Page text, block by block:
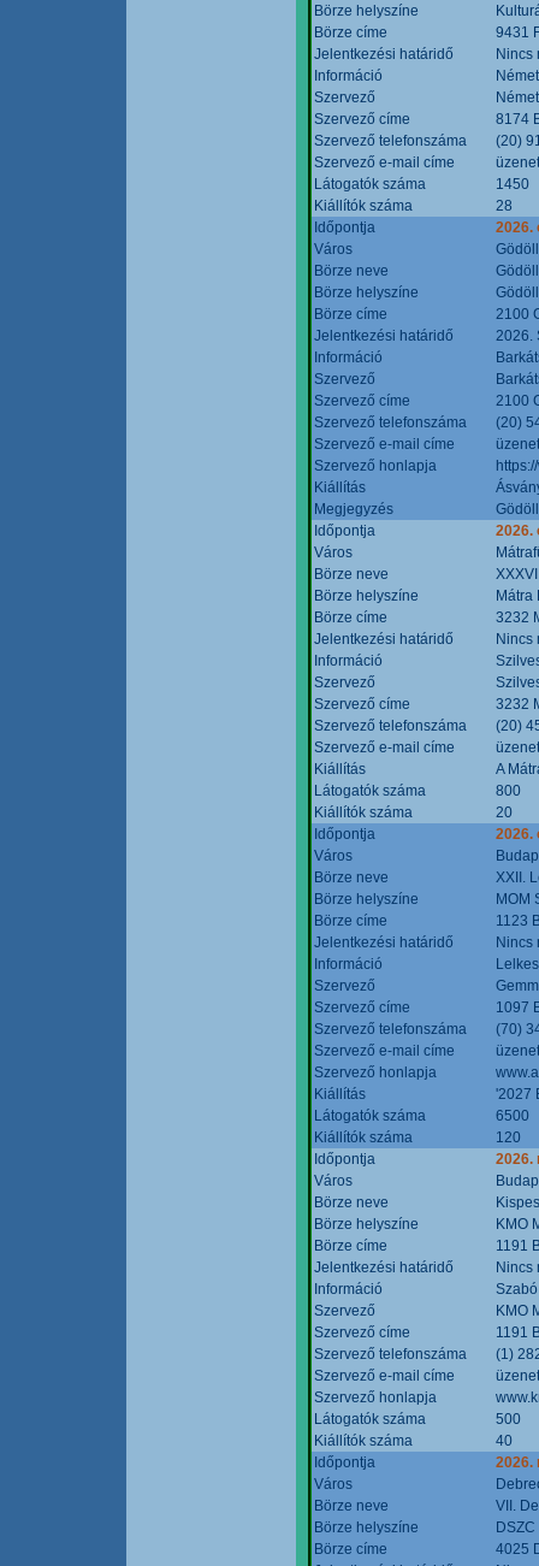
Börze helyszíne
Börze címe
9431
Jelentkezési határidő
Nincs
Információ
Szervező
Szervező címe
8174
Szervező telefonszáma
(20)
Szervező e-mail címe
Látogatók száma
1450
Kiállítók száma
28
Időpontja
2026.
Város
Börze neve
Börze helyszíne
Börze címe
2100
Jelentkezési határidő
2026.
Információ
Szervező
Szervező címe
2100
Szervező telefonszáma
(20)
Szervező e-mail címe
Szervező honlapja
Kiállítás
Megjegyzés
Időpontja
2026.
Város
Börze neve
Börze helyszíne
Mátra
Börze címe
3232
Jelentkezési határidő
Nincs
Információ
Szervező
Szervező címe
3232
Szervező telefonszáma
(20)
Szervező e-mail címe
Kiállítás
A
Látogatók száma
800
Kiállítók száma
20
Időpontja
2026.
Város
Börze neve
XXII.
Börze helyszíne
MOM
Börze címe
1123
Jelentkezési határidő
Nincs
Információ
Szervező
Szervező címe
1097
Szervező telefonszáma
(70)
Szervező e-mail címe
Szervező honlapja
Kiállítás
'2027
Látogatók száma
6500
Kiállítók száma
120
Időpontja
2026.
Város
Börze neve
Börze helyszíne
KMO
Börze címe
1191
Jelentkezési határidő
Nincs
Információ
Szervező
KMO
Szervező címe
1191
Szervező telefonszáma
(1)
Szervező e-mail címe
Szervező honlapja
Látogatók száma
500
Kiállítók száma
40
Időpontja
2026.
Város
Börze neve
VII.
Börze helyszíne
Börze címe
4025